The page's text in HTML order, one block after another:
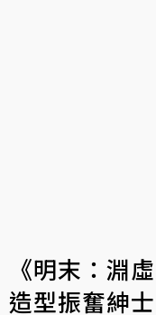
《明末：淵
造型振奮紳